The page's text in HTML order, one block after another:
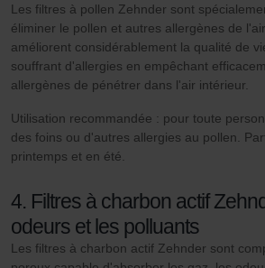
Les filtres à pollen Zehnder sont
éliminer le pollen et autres allergènes de
améliorent considérablement la qualité de
souffrant d'allergies en empêchant
allergènes de pénétrer dans l'air intérieur.
Utilisation recommandée : pour toute
des foins ou d'autres allergies au pollen.
printemps et en été.
4. Filtres à charbon actif
odeurs et les polluants
Les filtres à charbon actif Zehnder sont